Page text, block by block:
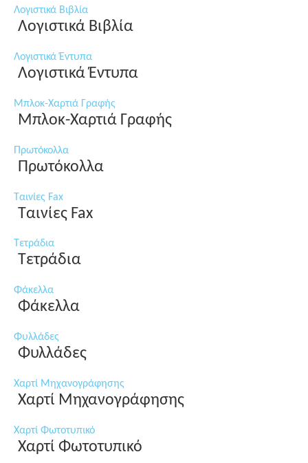
Λογιστικά Βιβλία
Λογιστικά Βιβλία
Λογιστικά Έντυπα
Λογιστικά Έντυπα
Μπλοκ-Χαρτιά Γραφής
Μπλοκ-Χαρτιά Γραφής
Πρωτόκολλα
Πρωτόκολλα
Ταινίες Fax
Ταινίες Fax
Τετράδια
Τετράδια
Φάκελλα
Φάκελλα
Φυλλάδες
Φυλλάδες
Χαρτί Μηχανογράφησης
Χαρτί Μηχανογράφησης
Χαρτί Φωτοτυπικό
Χαρτί Φωτοτυπικό